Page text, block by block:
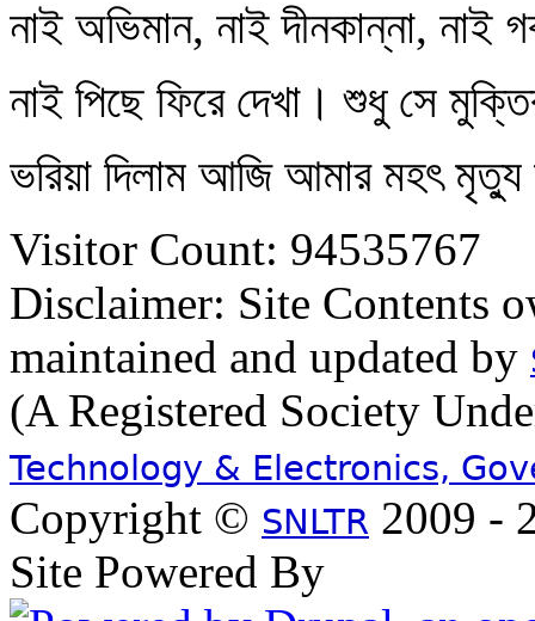
নাই অভিমান, নাই দীনকান্না, নাই
নাই পিছে ফিরে দেখা। শুধু সে
ভরিয়া দিলাম আজি আমার মহৎ
Visitor Count: 94535767
Disclaimer: Site Contents
maintained and updated by
(A Registered Society
Technology & Electronics,
Copyright © SNLTR 2009 -
Site Powered By